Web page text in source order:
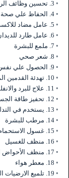
3. تحسين وظائف الرئة والأداء الرياضي
4. الحفاظ علي صحة الأسنان
5. عامل مضاد للاكسدة ومضاد للسرطان
6. عامل طارد للديدان ومبيد حشري
7. ملمع للبشرة
8. شعر صحي
9. الحصول علي نفس منعش
10. تهدئة القدمين الملتهبة
11. علاج للبرد والانفلونزا
12. تحفيز طاقة الجسم
13. يستخدم في التدليك
14. مرطب للبشرة
15. غسول الاستحمام
16. منظف للغسيل
17. منظف الأحواض المنزلي
18. معطر هواء
19. تلميع الارضيات الخشب او الأثاث